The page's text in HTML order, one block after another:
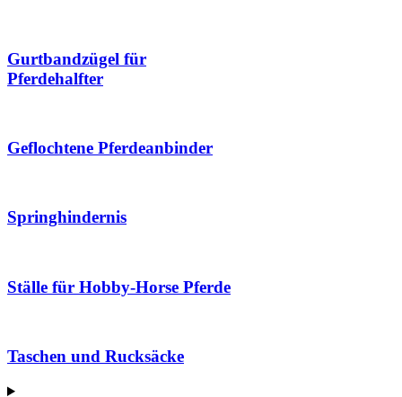
Gurtbandzügel für
Pferdehalfter
Geflochtene Pferdeanbinder
Springhindernis
Ställe für Hobby-Horse Pferde
Taschen und Rucksäcke